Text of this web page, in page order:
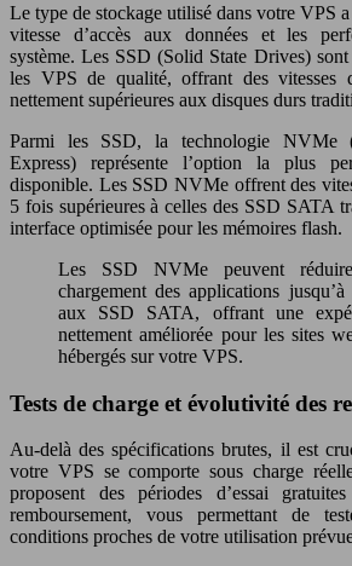
Le type de stockage utilisé dans votre VPS
vitesse d’accès aux données et les
système. Les SSD (Solid State Drives)
les VPS de qualité, offrant des vitesses
nettement supérieures aux disques durs
Parmi les SSD, la technologie NVMe
Express) représente l’option la plus
disponible. Les SSD NVMe offrent des
5 fois supérieures à celles des SSD SATA
interface optimisée pour les mémoires flash.
Les SSD NVMe peuvent
chargement des applications
aux SSD SATA, offrant une
nettement améliorée pour les sites
hébergés sur votre VPS.
Tests de charge et évolutivité des
Au-delà des spécifications brutes, il est
votre VPS se comporte sous charge
proposent des périodes d’essai
remboursement, vous permettant de
conditions proches de votre utilisation